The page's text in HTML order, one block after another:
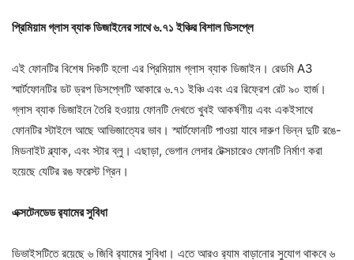
প্রিমিয়াম গ্লাস ব্যাক ডিজাইনের সাথে ৬.৭১ ইঞ্চির বিশাল ডিসপ্লে
এই ফোনটির বিশেষ দিকটি হলো এর প্রিমিয়াম গ্লাস ব্যাক ডিজাইন। রেডমি A3
স্মার্টফোনটির ডট ড্রপ ডিসপ্লেটি আকারে ৬.৭১ ইঞ্চি এবং এর রিফ্রেশ রেট ৯০ হার্জ।
গ্লাস ব্যাক ডিজাইনে তৈরি হওয়ায় ফোনটি দেখতে খুবই আকর্ষণীয় এবং একইসাথে
ফোনটির স্টাইলে আছে আভিজাত্যের ভাব। স্মার্টফোনটি পাওয়া যাবে দারুণ ভিন্ন দুটি রঙে-
মিডনাইট ব্ল্যাক, এবং স্টার ব্লু। এছাড়া, ভেগান লেদার টেক্সচারেও ফোনটি নির্মাণ করা
হয়েছে যেটির রঙ ফরেস্ট গ্রিন।
এক্সটেনডেড র‌্যামের সুবিধা
ডিভাইসটিতে রয়েছে ৬ জিবি র‌্যামের সুবিধা। এতে আরও র‌্যাম বাড়ানোর সুযোগ থাকবে ৬